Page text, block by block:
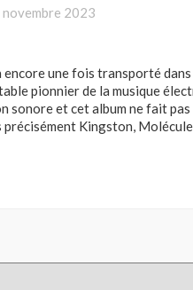
novembre 2023
une fois transporté
pionnier de la musique
sonore et cet album ne fait
précisément Kingston,